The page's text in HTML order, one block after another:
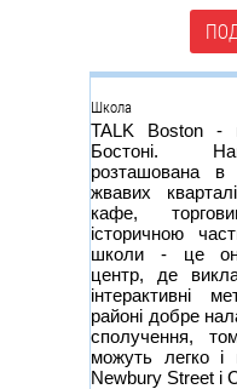
Группа
Школа
TALK Boston -
Бостоні.
розташована
жвавих
кафе,
історичною
школи - це
центр, де
інтерактивні
районі добре
сполучення,
можуть легко і
Newbury Street і